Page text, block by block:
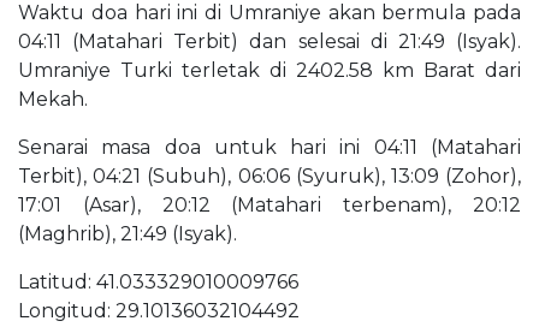
Waktu doa hari ini di Umraniye akan bermula pada
04:11 (Matahari Terbit) dan selesai di 21:49 (Isyak).
Umraniye Turki terletak di 2402.58 km Barat dari
Mekah.
Senarai masa doa untuk hari ini 04:11 (Matahari
Terbit), 04:21 (Subuh), 06:06 (Syuruk), 13:09 (Zohor),
17:01 (Asar), 20:12 (Matahari terbenam), 20:12
(Maghrib), 21:49 (Isyak).
Latitud: 41.033329010009766
Longitud: 29.10136032104492